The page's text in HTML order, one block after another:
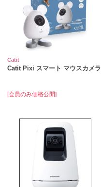
Catit
Catit Pixi スマート マウスカメラ
[会員のみ価格公開]